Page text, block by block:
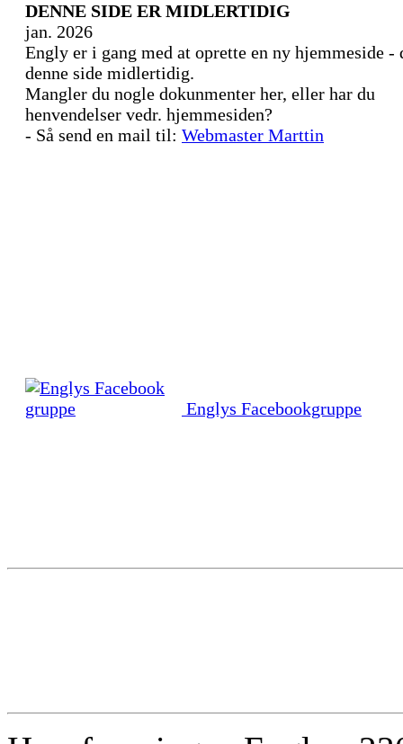
DENNE SIDE ER MIDLERTIDIG
jan. 2026
Engly er i gang med at oprette en ny hjemmeside -
denne side midlertidig.
Mangler du nogle dokunmenter her, eller har du
henvendelser vedr. hjemmesiden?
- Så send en mail til: Webmaster Marttin
Englys Facebookgruppe